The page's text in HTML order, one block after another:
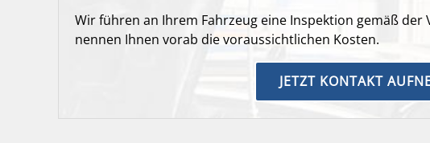
Wir führen an Ihrem Fahrzeug eine Inspektion gemäß
nennen Ihnen vorab die voraussichtlichen Kosten.
JETZT KONTAKT